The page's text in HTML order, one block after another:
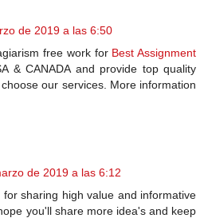
de 2019 a las 6:50
free work for Best Assignment
& CANADA and provide top quality
our services. More information
de 2019 a las 6:12
sharing high value and informative
you'll share more idea's and keep